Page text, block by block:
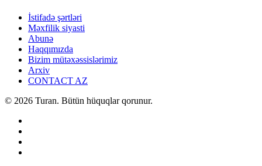
İstifadə şərtləri
Məxfilik siyasti
Abunə
Haqqımızda
Bizim mütəxəssislərimiz
Arxiv
CONTACT AZ
© 2026 Turan. Bütün hüquqlar qorunur.